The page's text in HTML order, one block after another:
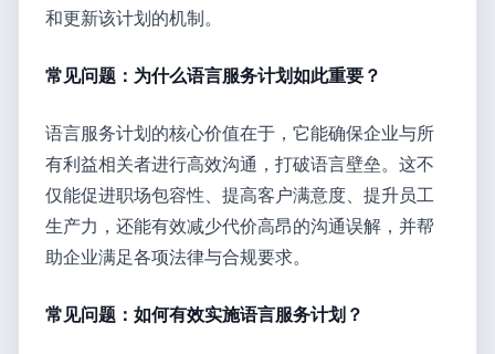
和更新该计划的机制。
常见问题：为什么语言服务计划如此重要？
语言服务计划的核心价值在于，它能确保企业与所
有利益相关者进行高效沟通，打破语言壁垒。这不
仅能促进职场包容性、提高客户满意度、提升员工
生产力，还能有效减少代价高昂的沟通误解，并帮
助企业满足各项法律与合规要求。
常见问题：如何有效实施语言服务计划？